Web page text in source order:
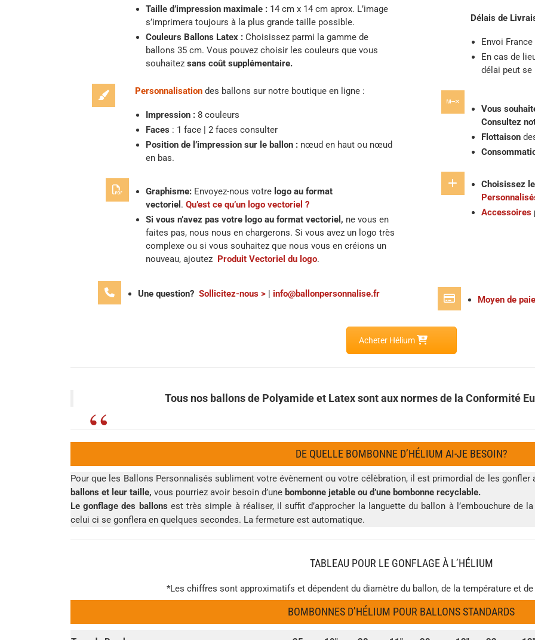
Taille d’impression maximale :14 cm x 14 cm aprox. L’image
s’imprimera toujours à la plus grande taille possible.
Couleurs Ballons Latex :Choisissez parmi la gamme de
ballons 35 cm. Vous pouvez choisir les couleurs que vous
souhaitez sans coût supplémentaire.
Personnalisationdes ballons sur notre boutique en ligne :
Impression : 8 couleurs
Faces : 1 face | 2 faces consulter
Position de l’impression sur le ballon :nœud en haut ou nœud
en bas.
Graphisme:Envoyez-nous votre logo au format
vectoriel . Qu’est ce qu’un logo vectoriel ?
Si vous n’avez pas votre logo au format vectoriel, ne vous en
faites pas, nous nous en chargerons. Si vous avez un logo très
complexe ou si vous souhaitez que nous vous en créions un
nouveau, ajoutez Produit Vectoriel du logo.
Délais de
Envoi
En cas de
délai peut se
Vous
Consultez
Flottaison
Choisissez
Accessoires
Une question? Sollicitez-nous >| info@ballonpersonnalise.fr
Moyen de
Acheter Hélium
Tous nos ballons de Polyamide et Latex sont aux normes de la Conformité
DE QUELLE BOMBONNE D’HÉLIUM AI-JE BESOIN?
Pour que les Ballons Personnalisés subliment votre évènement ou votre célèbration, il est primordial de les gonfler
ballons et leur taille, vous pourriez avoir besoin d’une bombonne jetable ou d’une bombonne recyclable.
Le gonflage des ballons est très simple à réaliser, il suffit d’approcher la languette du ballon à l’embouchure de
celui ci se gonflera en quelques secondes. La fermeture est automatique.
TABLEAU POUR LE GONFLAGE À L’HÉLIUM
*Les chiffres sont approximatifs et dépendent du diamètre du ballon, de la température et
BOMBONNES D’HÉLIUM POUR BALLONS STANDARDS